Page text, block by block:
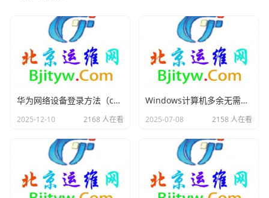
Windows 2012 R2
下载地址： 迅雷下载
下载地址：
迅雷下载
相关操作工具及优化教程下载地址：
下载地址：https://www.aliyundrive.com/s/LvSyEmgg4SM
提取码:b95o
华为网络设备登录方法（console、telnet、ssh，web）
2025-12-10 2168 人在看
Windows计算机多余无需盘符如何删除
2025-07-08 2158 人在看